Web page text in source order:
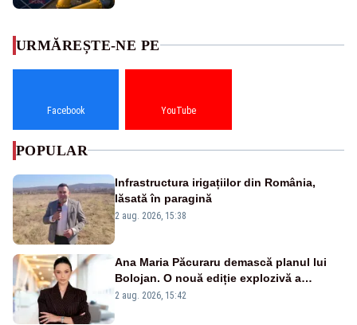
URMĂREȘTE-NE PE
Facebook YouTube
POPULAR
Infrastructura irigațiilor din România,
lăsată în paragină
2 aug. 2026, 15:38
Ana Maria Păcuraru demască planul lui
Bolojan. O nouă ediție explozivă a
emisiunii „Miza Zilei” la Realitatea PLUS
2 aug. 2026, 15:42